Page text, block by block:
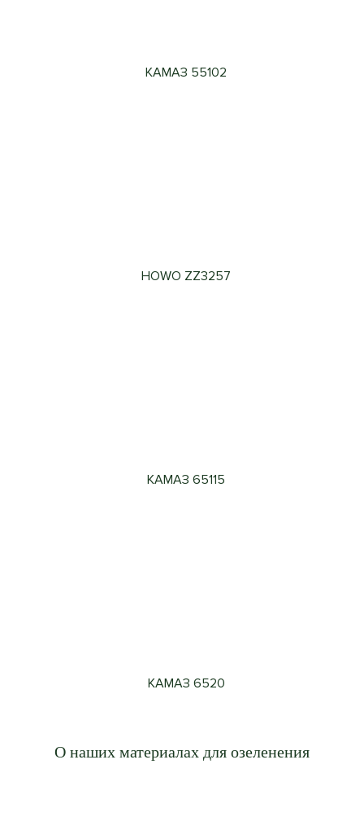
КАМАЗ 55102
HOWO ZZ3257
КАМАЗ 65115
КАМАЗ 6520
О наших материалах для озеленения